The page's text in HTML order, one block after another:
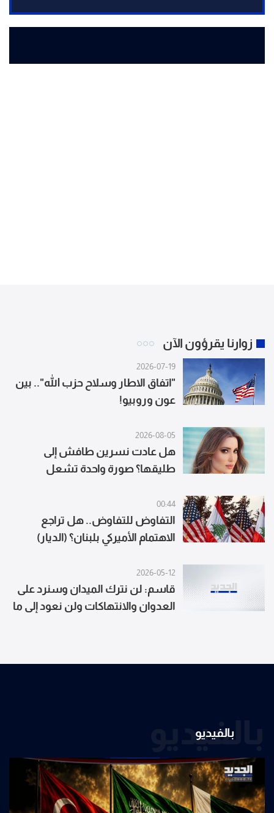
زوارنا يقرؤون الآن
2026-07-19
"اتفاق الاطار وسلاح حزب الله".. بين
عون وروبيو!
2026-08-05
هل عادت نسرين طافش إلى
طليقها؟ صورة واحدة تشعل
00:44
التفاوض للتفاوض.. هل تراجع
الاهتمام الأميركي بلبنان؟ (الديار)
2026-05-12
قاسم: لن نترك الميدان وسنرد على
العدوان والانتهاكات ولن نعود إلى ما
بالفيديو
بالفيديو